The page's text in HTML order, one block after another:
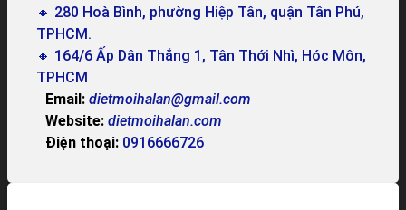
🔸 280 Hoà Bình, phường Hiệp Tân, quận Tân Phú,
TPHCM.
🔸 164/6 Ấp Dân Thắng 1, Tân Thới Nhì, Hóc Môn,
TPHCM
Email: dietmoihalan@gmail.com
Website: dietmoihalan.com
Điện thoại: 0916666726